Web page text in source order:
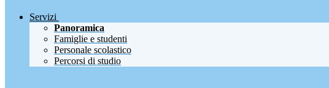
Servizi
Panoramica
Famiglie e studenti
Personale scolastico
Percorsi di studio